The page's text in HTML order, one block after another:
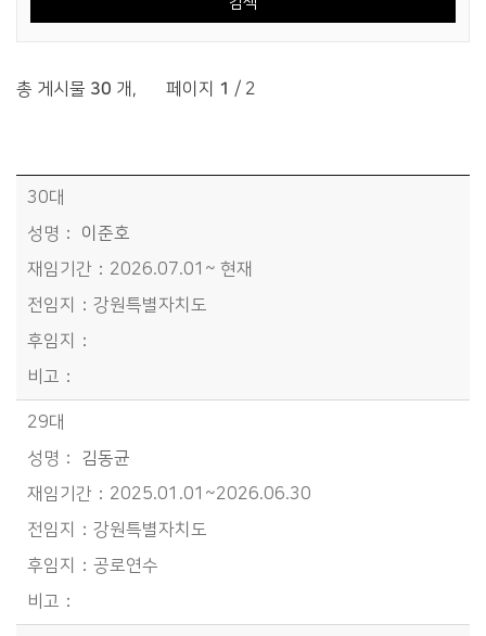
총 게시물 30 개 , 페이지 1 / 2
역대시장>역대부시장 목록 - 대수, 성명, 재임기간, 전임지, 후임지, 비고정보 제공
30대
이준호
2026.07.01~ 현재
강원특별자치도
29대
김동균
2025.01.01~2026.06.30
강원특별자치도
공로연수